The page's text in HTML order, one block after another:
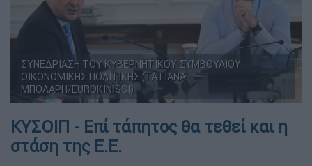
ΣΥΝΕΔΡΙΑΣΗ ΤΟΥ ΚΥΒΕΡΝΗΤΙΚΟΥ ΣΥΜΒΟΥΛΙΟΥ
ΟΙΚΟΝΟΜΙΚΗΣ ΠΟΛΙΤΙΚΗΣ (ΤΑΤΙΑΝΑ
ΜΠΟΛΑΡΗ/EUROKINISSI)
ΚΥΣΟΙΠ - Επί τάπητος θα τεθεί και η
στάση της Ε.Ε.